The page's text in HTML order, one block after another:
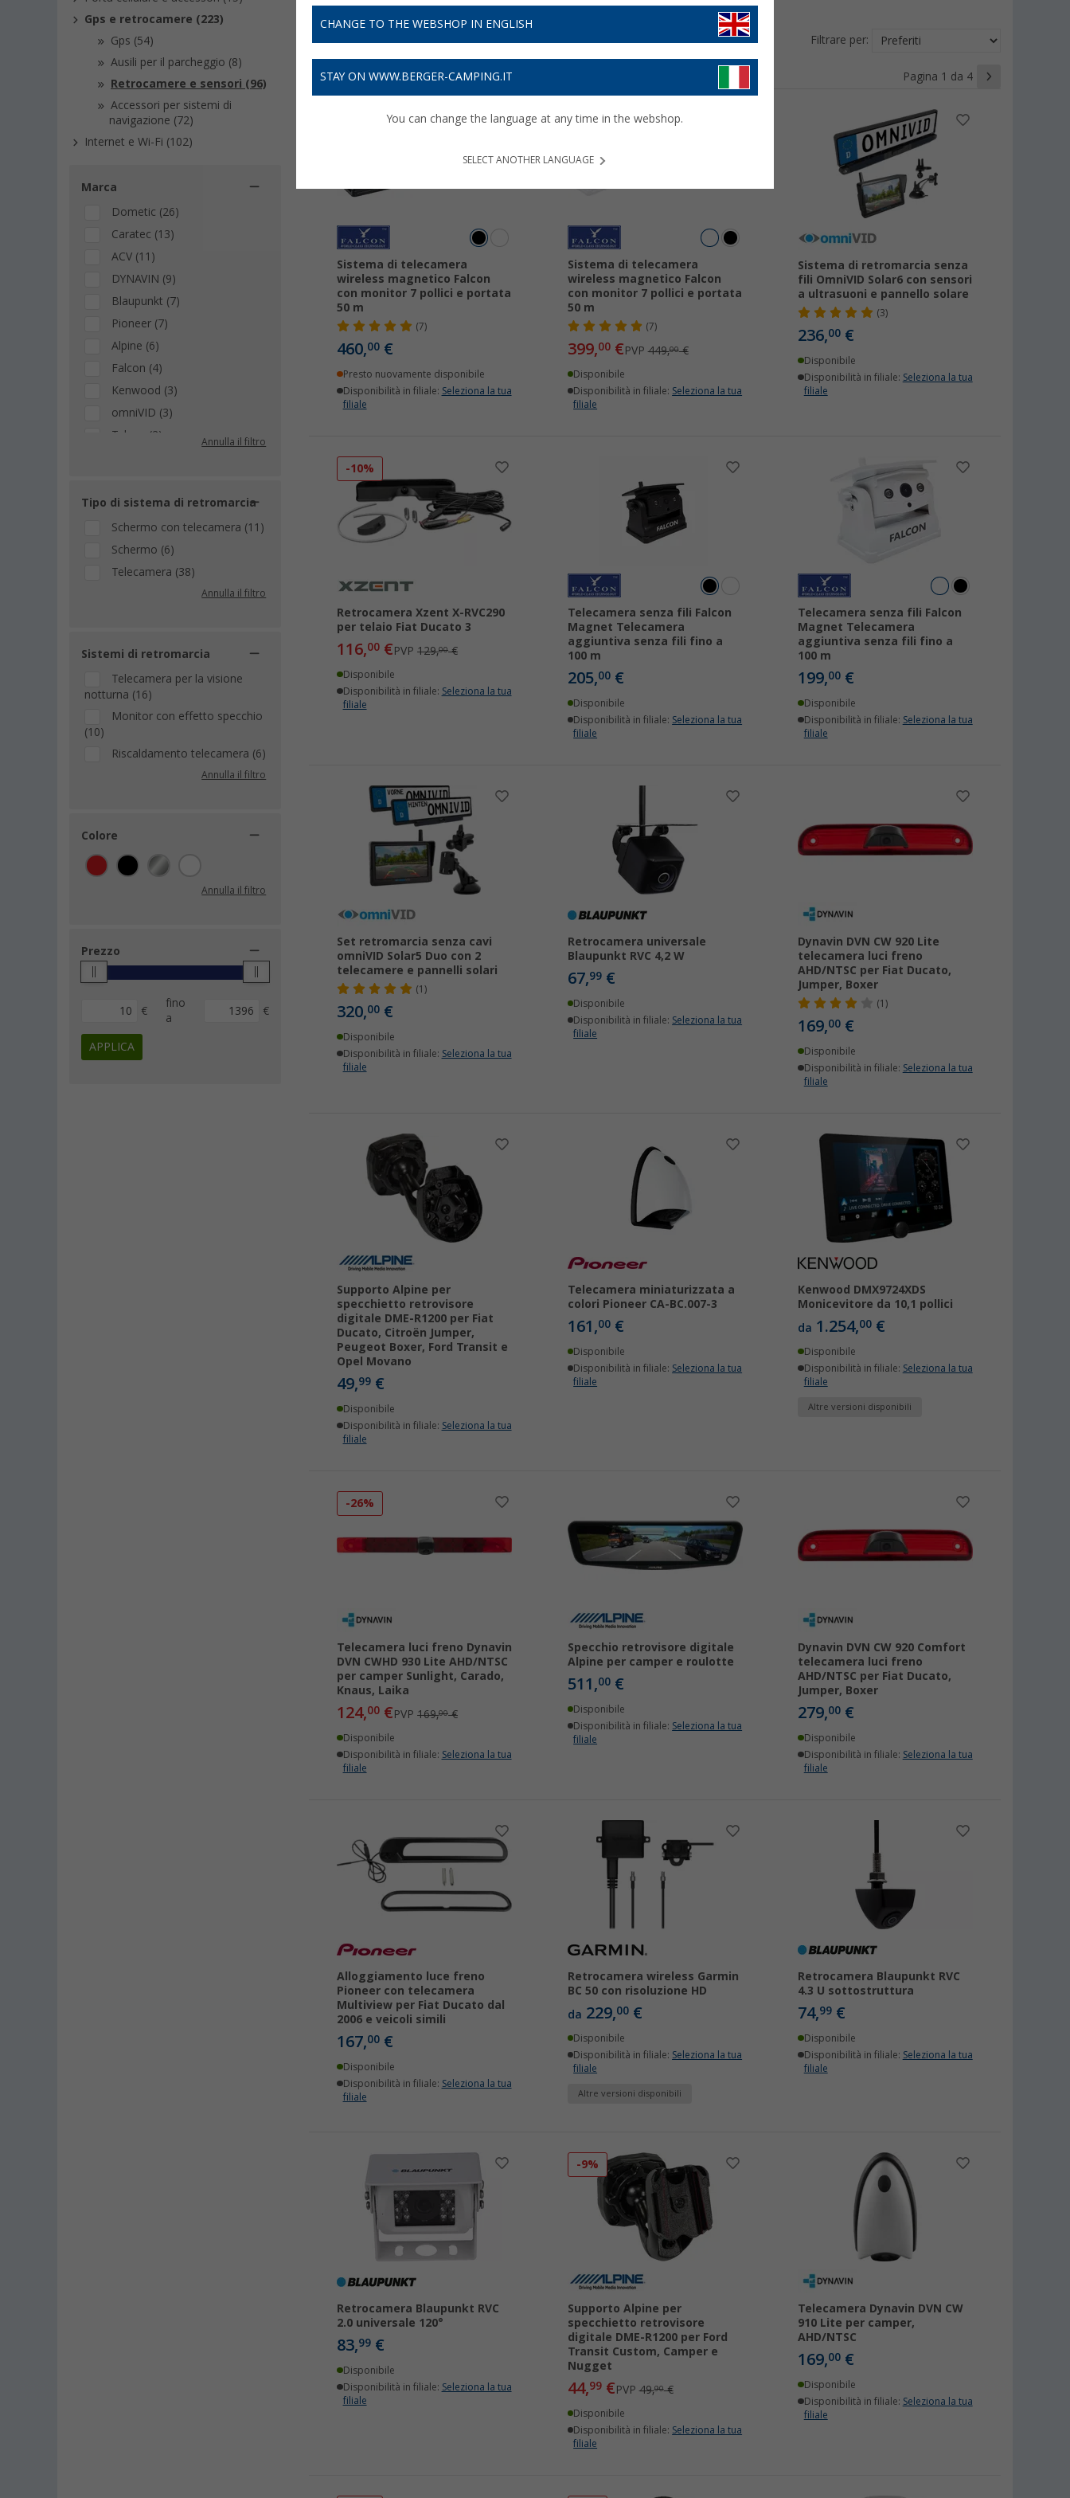
Gps e retrocamere (223)
Gps (54)
Ausili per il parcheggio (8)
Retrocamere e sensori (96)
Accessori per sistemi di
navigazione (72)
Internet e Wi-Fi (102)
Marca
Dometic (26)
Caratec (13)
ACV (11)
DYNAVIN (9)
Blaupunkt (7)
Pioneer (7)
Alpine (6)
Falcon (4)
Kenwood (3)
omniVID (3)
Teleco (2)
Nextbase (1)
ProUser (1)
Xzent (1)
Annulla il filtro
Tipo di sistema di retromarcia
Schermo con telecamera (11)
Schermo (6)
Telecamera (38)
Annulla il filtro
Sistemi di retromarcia
Telecamera per la visione
notturna (16)
Monitor con effetto specchio
(10)
Riscaldamento telecamera (6)
Annulla il filtro
Colore
Annulla il filtro
Prezzo
€
fino
a
€
APPLICA
Filtrare per:
Pagina 1 da 4
Sistema di telecamera
wireless magnetico Falcon
con monitor 7 pollici e portata
50 m
(7)
460,00 €
Presto nuovamente disponibile
Disponibilità in filiale: Seleziona la tua
filiale
-11%
Sistema di telecamera
wireless magnetico Falcon
con monitor 7 pollici e portata
50 m
(7)
399,00€PVP449,00€
Disponibile
Disponibilità in filiale: Seleziona la tua
filiale
Sistema di retromarcia senza
fili OmniVID Solar6 con sensori
a ultrasuoni e pannello solare
(3)
236,00 €
Disponibile
Disponibilità in filiale: Seleziona la tua
filiale
-10%
Retrocamera Xzent X-RVC290
per telaio Fiat Ducato 3
116,00 €PVP129,00€
Disponibile
Disponibilità in filiale: Seleziona la tua
filiale
Telecamera senza fili Falcon
Magnet Telecamera
aggiuntiva senza fili fino a
100 m
205,00€
Disponibile
Disponibilità in filiale: Seleziona la tua
filiale
Telecamera senza fili Falcon
Magnet Telecamera
aggiuntiva senza fili fino a
100 m
199,00 €
Disponibile
Disponibilità in filiale: Seleziona la tua
filiale
Set retromarcia senza cavi
omniVID Solar5 Duo con 2
telecamere e pannelli solari
(1)
320,00 €
Disponibile
Disponibilità in filiale: Seleziona la tua
filiale
Retrocamera universale
Blaupunkt RVC 4,2 W
67,99€
Disponibile
Disponibilità in filiale: Seleziona la tua
filiale
Dynavin DVN CW 920 Lite
telecamera luci freno
AHD/NTSC per Fiat Ducato,
Jumper, Boxer
(1)
169,00 €
Disponibile
Disponibilità in filiale: Seleziona la tua
filiale
Supporto Alpine per
specchietto retrovisore
digitale DME-R1200 per Fiat
Ducato, Citroën Jumper,
Peugeot Boxer, Ford Transit e
Opel Movano
49,99 €
Disponibile
Disponibilità in filiale: Seleziona la tua
filiale
Telecamera miniaturizzata a
colori Pioneer CA-BC.007-3
161,00€
Disponibile
Disponibilità in filiale: Seleziona la tua
filiale
Kenwood DMX9724XDS
Monicevitore da 10,1 pollici
da 1.254,00 €
Disponibile
Disponibilità in filiale: Seleziona la tua
filiale
Altre versioni disponibili
-26%
Telecamera luci freno Dynavin
DVN CWHD 930 Lite AHD/NTSC
per camper Sunlight, Carado,
Knaus, Laika
124,00 €PVP169,00€
Disponibile
Disponibilità in filiale: Seleziona la tua
filiale
Specchio retrovisore digitale
Alpine per camper e roulotte
511,00€
Disponibile
Disponibilità in filiale: Seleziona la tua
filiale
Dynavin DVN CW 920 Comfort
telecamera luci freno
AHD/NTSC per Fiat Ducato,
Jumper, Boxer
279,00 €
Disponibile
Disponibilità in filiale: Seleziona la tua
filiale
Alloggiamento luce freno
Pioneer con telecamera
Multiview per Fiat Ducato dal
2006 e veicoli simili
167,00 €
Disponibile
Disponibilità in filiale: Seleziona la tua
filiale
Retrocamera wireless Garmin
BC 50 con risoluzione HD
da 229,00€
Disponibile
Disponibilità in filiale: Seleziona la tua
filiale
Altre versioni disponibili
Retrocamera Blaupunkt RVC
4.3 U sottostruttura
74,99 €
Disponibile
Disponibilità in filiale: Seleziona la tua
filiale
Retrocamera Blaupunkt RVC
2.0 universale 120°
83,99 €
Disponibile
Disponibilità in filiale: Seleziona la tua
filiale
-9%
Supporto Alpine per
specchietto retrovisore
digitale DME-R1200 per Ford
Transit Custom, Camper e
Nugget
44,99€PVP49,90€
Disponibile
Disponibilità in filiale: Seleziona la tua
filiale
Telecamera Dynavin DVN CW
910 Lite per camper,
AHD/NTSC
169,00 €
Disponibile
Disponibilità in filiale: Seleziona la tua
filiale
CHANGE TO THE WEBSHOP IN ENGLISH
STAY ON WWW.BERGER-CAMPING.IT
You can change the language at any time in the webshop.
SELECT ANOTHER LANGUAGE